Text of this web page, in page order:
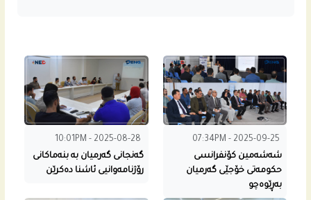
07:34PM - 2025-09-25
شه‌شه‌مین كۆنفرانسی
حكومه‌تى خۆجێی گه‌رمیان
به‌ڕێوه‌چو
10:01PM - 2025-08-28
گه‌نجانى گه‌رمیان بە بنه‌ماكانى
رۆژنامه‌وانیی ئاشنا ده‌كرێن